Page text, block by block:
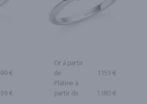
€
€
Or à partir
de
1 153 €
Platine à
partir de
1 180 €